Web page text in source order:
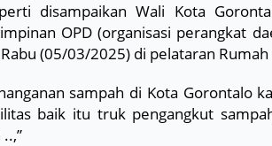
disampaikan Wali Kota
OPD (organisasi perangkat
(05/03/2025) di pelataran
sampah di Kota Gorontalo
baik itu truk pengangkut